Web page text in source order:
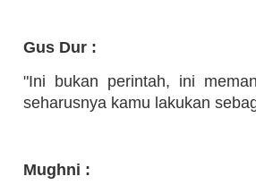
Gus Dur :
"Ini bukan perintah, ini
seharusnya kamu lakukan
Mughni :